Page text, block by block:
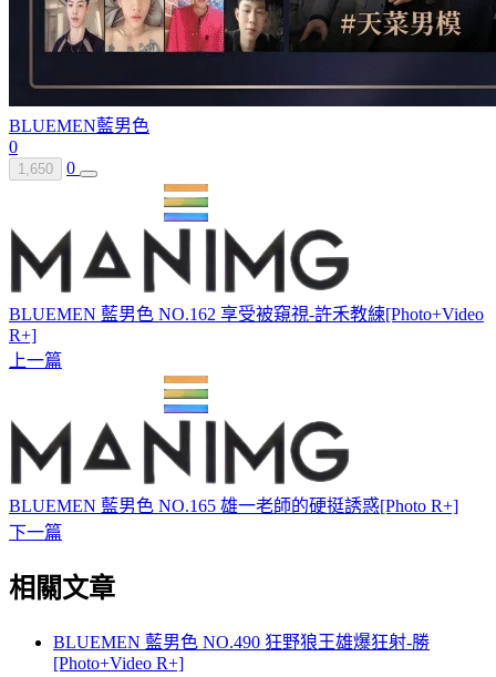
BLUEMEN藍男色
0
1,650 0
BLUEMEN 藍男色 NO.162 享受被窺視-許禾教練[Photo+Video
R+]
上一篇
BLUEMEN 藍男色 NO.165 雄一老師的硬挺誘惑[Photo R+]
下一篇
相關文章
BLUEMEN 藍男色 NO.490 狂野狼王雄爆狂射-勝
[Photo+Video R+]